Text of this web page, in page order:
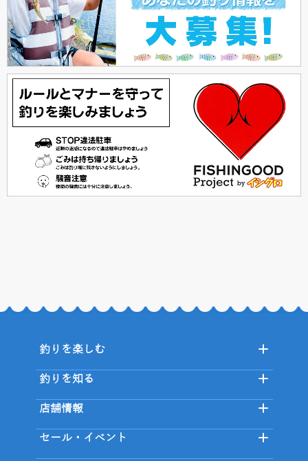
釣りを楽しむ
釣りを知る
店舗情報
セール・イベント